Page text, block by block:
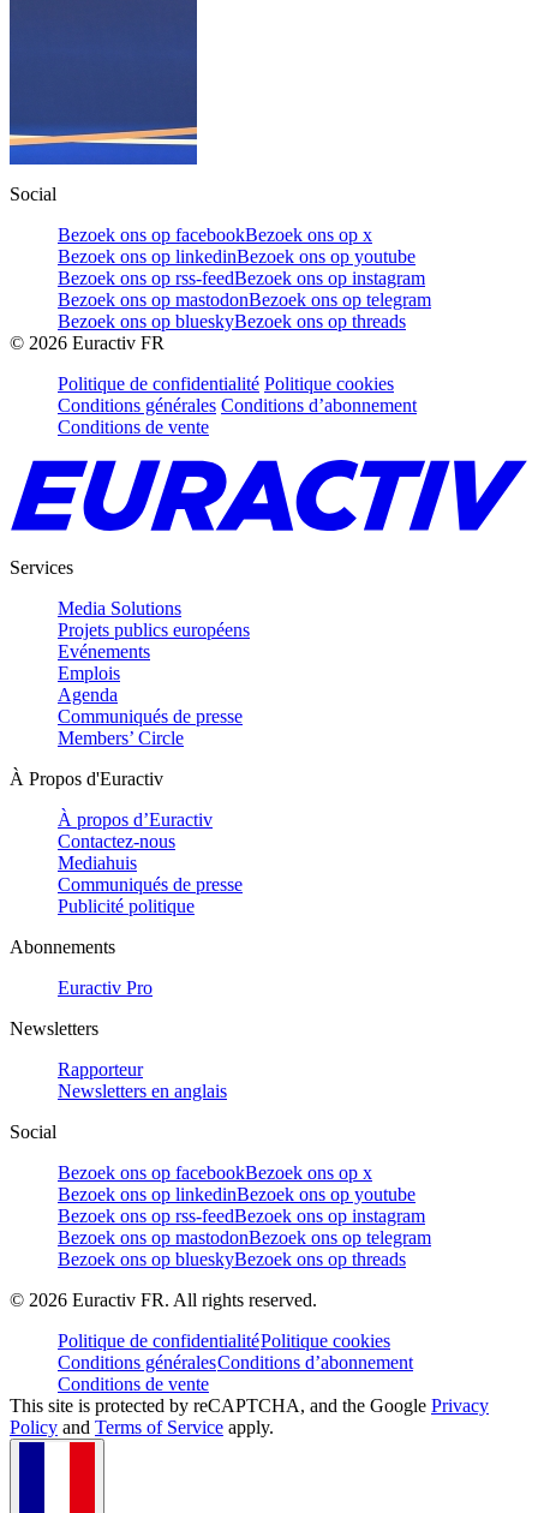
Social
Bezoek ons op facebookBezoek ons op x
Bezoek ons op linkedinBezoek ons op youtube
Bezoek ons op rss-feedBezoek ons op instagram
Bezoek ons op mastodonBezoek ons op telegram
Bezoek ons op blueskyBezoek ons op threads
© 2026 Euractiv FR
Politique de confidentialité Politique cookies
Conditions générales Conditions d’abonnement
Conditions de vente
Services
Media Solutions
Projets publics européens
Evénements
Emplois
Agenda
Communiqués de presse
Members’ Circle
À Propos d'Euractiv
À propos d’Euractiv
Contactez-nous
Mediahuis
Communiqués de presse
Publicité politique
Abonnements
Euractiv Pro
Newsletters
Rapporteur
Newsletters en anglais
Social
Bezoek ons op facebookBezoek ons op x
Bezoek ons op linkedinBezoek ons op youtube
Bezoek ons op rss-feedBezoek ons op instagram
Bezoek ons op mastodonBezoek ons op telegram
Bezoek ons op blueskyBezoek ons op threads
© 2026 Euractiv FR. All rights reserved.
Politique de confidentialitéPolitique cookies
Conditions généralesConditions d’abonnement
Conditions de vente
This site is protected by reCAPTCHA, and the Google Privacy
Policy and Terms of Service apply.